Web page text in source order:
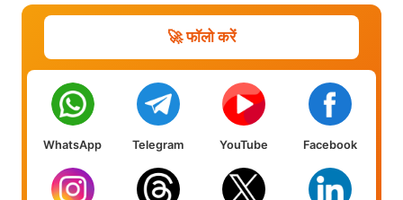
🚀 फॉलो करें
WhatsApp Telegram YouTube Facebook